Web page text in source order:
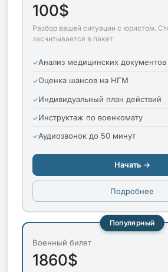
100$
Разбор вашей ситуации с юристом.
засчитывается в пакет.
Анализ медицинских документов
Оценка шансов на НГМ
Индивидуальный план действий
Инструктаж по военкомату
Аудиозвонок до 50 минут
Начать →
Подробнее
Популярный
Военный билет
1860$